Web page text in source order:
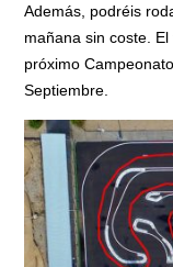
Además, podréis
mañana sin coste.
próximo
Septiembre.